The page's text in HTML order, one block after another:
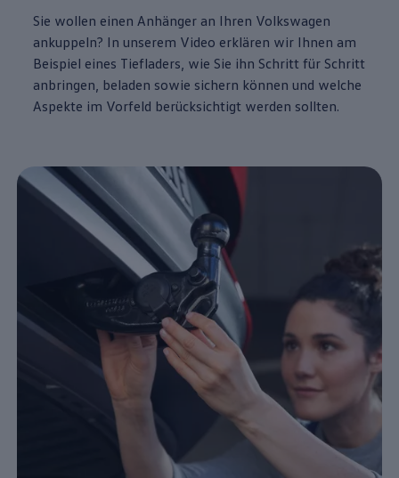
Sie wollen einen Anhänger an Ihren Volkswagen
ankuppeln? In unserem Video erklären wir Ihnen am
Beispiel eines Tiefladers, wie Sie ihn Schritt für Schritt
anbringen, beladen sowie sichern können und welche
Aspekte im Vorfeld berücksichtigt werden sollten.